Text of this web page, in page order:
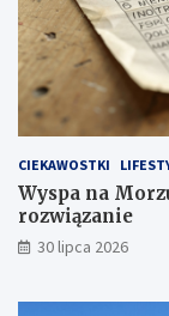
CIEKAWOSTKI
Wyspa na
rozwiązanie
30 lipca 2026